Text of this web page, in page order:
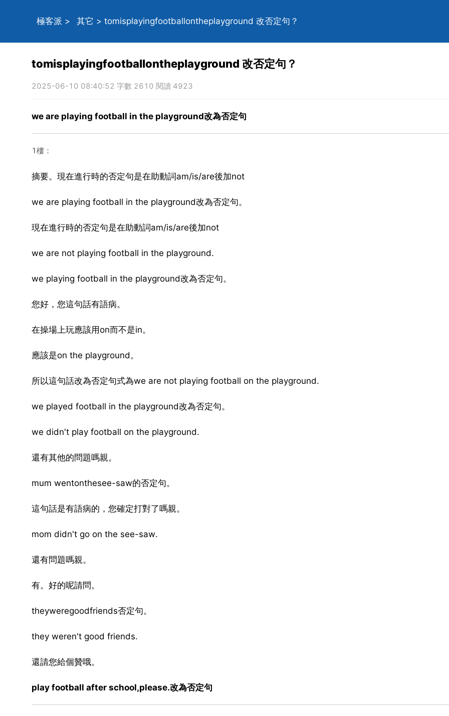
極客派 > 其它 > tomisplayingfootballontheplayground 改否定句？
tomisplayingfootballontheplayground 改否定句？
2025-06-10 08:40:52 字數 2610 閱讀 4923
we are playing football in the playground改為否定句
1樓：
摘要。現在進行時的否定句是在助動詞am/is/are後加not
we are playing football in the playground改為否定句。
現在進行時的否定句是在助動詞am/is/are後加not
we are not playing football in the playground.
we playing football in the playground改為否定句。
您好，您這句話有語病。
在操場上玩應該用on而不是in。
應該是on the playground。
所以這句話改為否定句式為we are not playing football on the playground.
we played football in the playground改為否定句。
we didn't play football on the playground.
還有其他的問題嗎親。
mum wentonthesee-saw的否定句。
這句話是有語病的，您確定打對了嗎親。
mom didn't go on the see-saw.
還有問題嗎親。
有。好的呢請問。
theyweregoodfriends否定句。
they weren't good friends.
還請您給個贊哦。
play football after school,please.改為否定句